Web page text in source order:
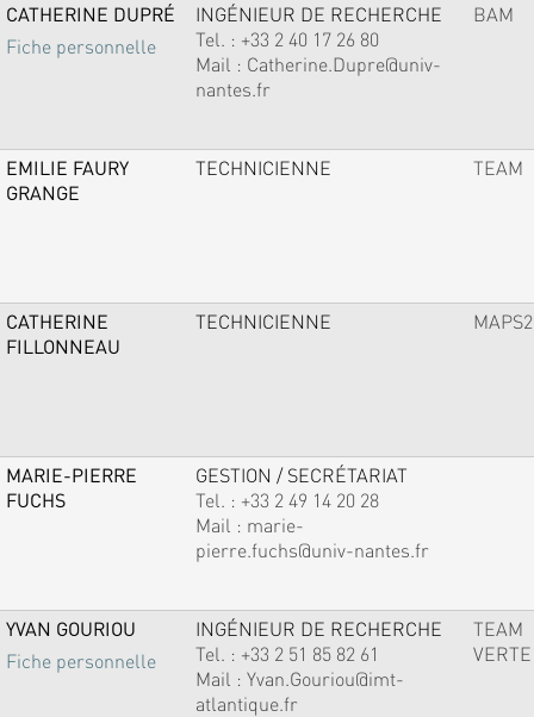
CATHERINE DUPRÉ
Fiche personnelle
INGÉNIEUR DE RECHERCHE
Tel. : +33 2 40 17 26 80
Mail : Catherine.Dupre@univ-
nantes.fr
BAM
EMILIE FAURY
GRANGE
TECHNICIENNE TEAM
CATHERINE
FILLONNEAU
TECHNICIENNE MAPS2
MARIE-PIERRE
FUCHS
GESTION / SECRÉTARIAT
Tel. : +33 2 49 14 20 28
Mail : marie-
pierre.fuchs@univ-nantes.fr
YVAN GOURIOU
Fiche personnelle
INGÉNIEUR DE RECHERCHE
Tel. : +33 2 51 85 82 61
Mail : Yvan.Gouriou@imt-
atlantique.fr
TEAM
VERTE